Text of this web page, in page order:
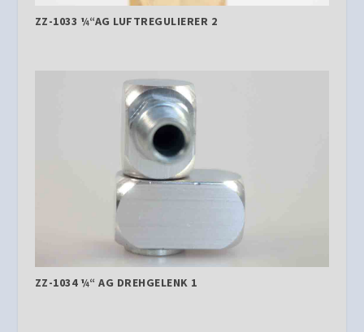
ZZ-1033 ¼“AG LUFTREGULIERER 2
ZZ-1034 ¼“ AG DREHGELENK 1